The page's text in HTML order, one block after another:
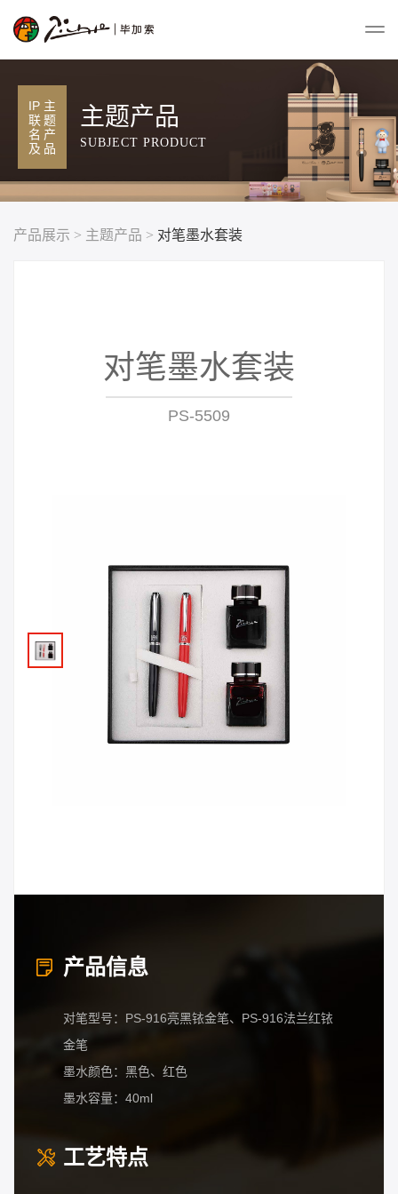
主题产品
SUBJECT PRODUCT
IP
联
名
及
主
题
产
品
产品展示 > 主题产品 > 对笔墨水套装
对笔墨水套装
PS-5509
产品信息
对笔型号：PS-916亮黑铱金笔、PS-916法兰红铱
金笔
墨水颜色：黑色、红色
墨水容量：40ml
工艺特点